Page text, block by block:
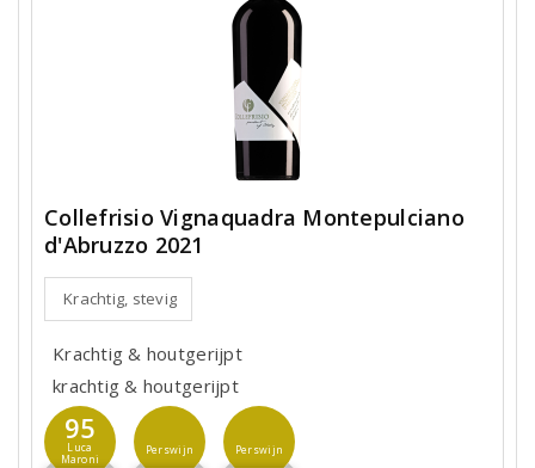
Collefrisio Vignaquadra Montepulciano
d'Abruzzo 2021
Krachtig, stevig
Krachtig & houtgerijpt
krachtig & houtgerijpt
95
Luca
Maroni
Perswijn Perswijn